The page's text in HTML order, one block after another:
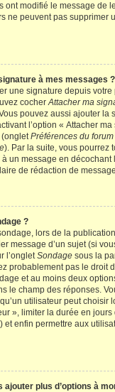
ont modifié le message de
ne peuvent pas supprimer
à mes messages ?
une signature depuis votre
cocherAttacher ma
pouvez aussi ajouter la
l’option « Attacher
(ongletPréférences du
). Par la suite, vous pourrez
à un message en
de rédaction de
?
lors de la
message d’un sujet (si
l’ongletSondage sous la
probablement pas le droit
et au moins deux
le champ des réponses.
utilisateur peut choisir
», limiter la durée en
et enfin permettre aux
ajouter plus d’options à